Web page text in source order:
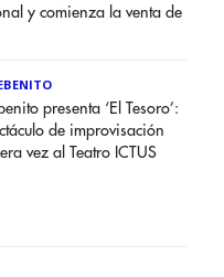
y comienza la venta de
presenta ‘El Tesoro’:
de improvisación
vez al Teatro ICTUS